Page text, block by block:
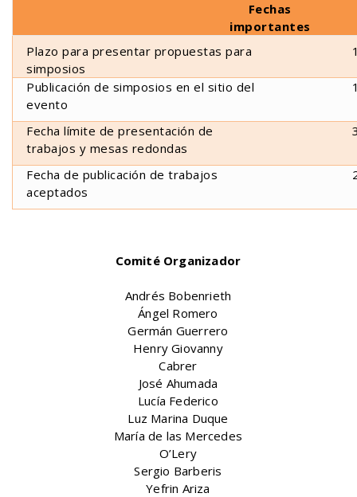
Fechas
importantes
Plazo para presentar propuestas para
simposios
Publicación de simposios en el sitio del
evento
Fecha límite de presentación de
trabajos y mesas redondas
Fecha de publicación de trabajos
aceptados
Comité Organizador
Andrés Bobenrieth
Ángel Romero
Germán Guerrero
Henry Giovanny
Cabrer
José Ahumada
Lucía Federico
Luz Marina Duque
María de las Mercedes
O’Lery
Sergio Barberis
Yefrin Ariza